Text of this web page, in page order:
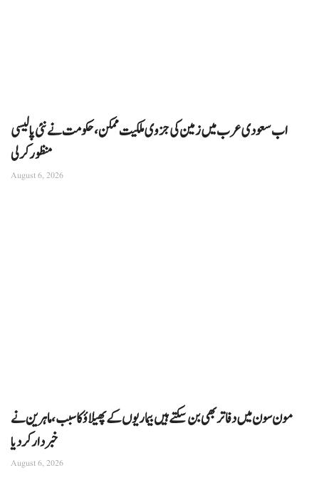
اب سعودی عرب میں زمین کی جزوی ملکیت ممکن، حکومت نے نئی پالیسی
منظور کرلی
August 6, 2026
مون سون میں دفاتر بھی بن سکتے ہیں بیماریوں کے پھیلاؤ کا سبب، ماہرین نے
خبردار کر دیا
August 6, 2026